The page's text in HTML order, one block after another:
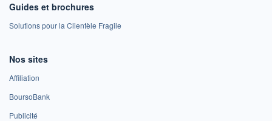
Guides et brochures
Solutions pour la Clientèle Fragile
Nos sites
Affiliation
BoursoBank
Publicité